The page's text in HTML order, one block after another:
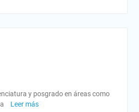
y posgrado en áreas como
Leer más